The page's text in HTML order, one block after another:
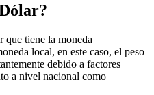
que tiene la moneda
local, en este caso, el peso
debido a factores
a nivel nacional como